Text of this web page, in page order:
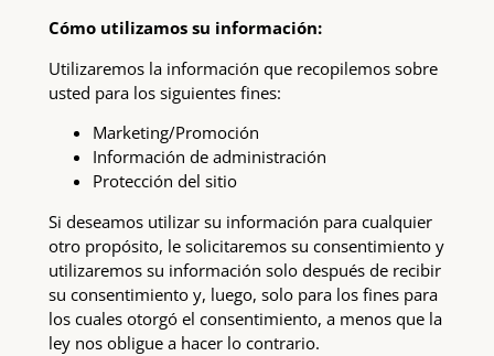
Cómo utilizamos su información:
Utilizaremos la información que recopilemos sobre
usted para los siguientes fines:
Marketing/Promoción
Información de administración
Protección del sitio
Si deseamos utilizar su información para cualquier
otro propósito, le solicitaremos su consentimiento y
utilizaremos su información solo después de recibir
su consentimiento y, luego, solo para los fines para
los cuales otorgó el consentimiento, a menos que la
ley nos obligue a hacer lo contrario.